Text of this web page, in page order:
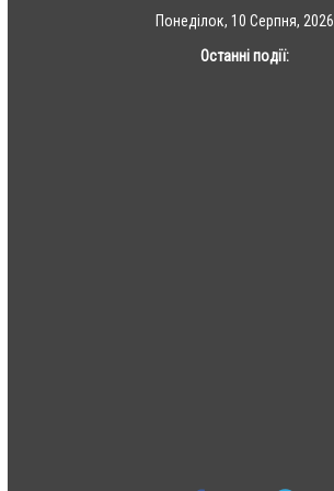
Понеділок, 10 Серпня, 2026
Останні події: